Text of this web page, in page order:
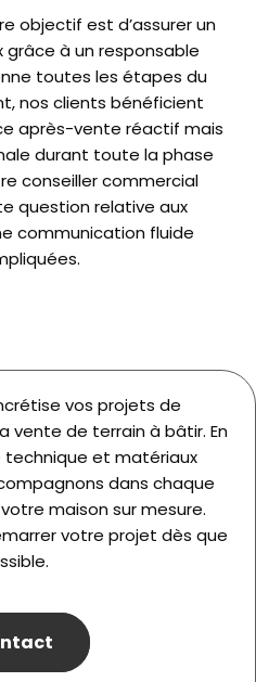
objectif est d’assurer un
grâce à un responsable
toutes les étapes du
nos clients bénéficient
après-vente réactif mais
durant toute la phase
conseiller commercial
question relative aux
communication fluide
vos projets de
vente de terrain à bâtir. En
et matériaux
dans chaque
maison sur mesure.
votre projet dès que